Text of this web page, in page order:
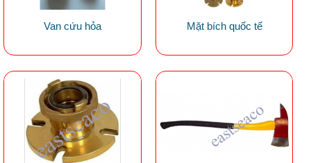
Van cứu hỏa Mặt bích quốc tế